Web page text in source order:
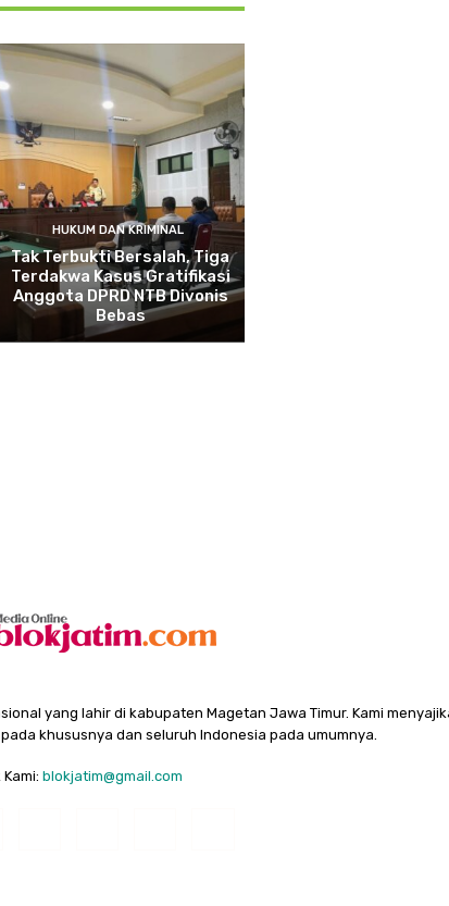
HUKUM DAN KRIMINAL
Tak Terbukti Bersalah, Tiga
Terdakwa Kasus Gratifikasi
Anggota DPRD NTB Divonis
Bebas
yang lahir di kabupaten Magetan Jawa Timur. Kami
khususnya dan seluruh Indonesia pada umumnya.
blokjatim@gmail.com